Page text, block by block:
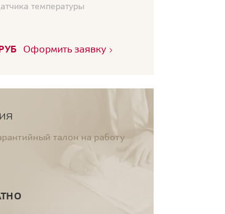
температуры
Оформить заявку
талон на работу